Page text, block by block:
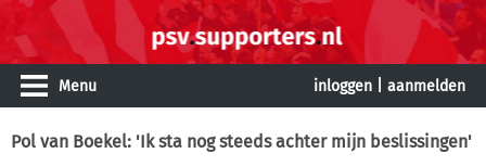
Menu inloggen aanmelden
Pol van Boekel: 'Ik sta nog steeds achter mijn beslissingen'